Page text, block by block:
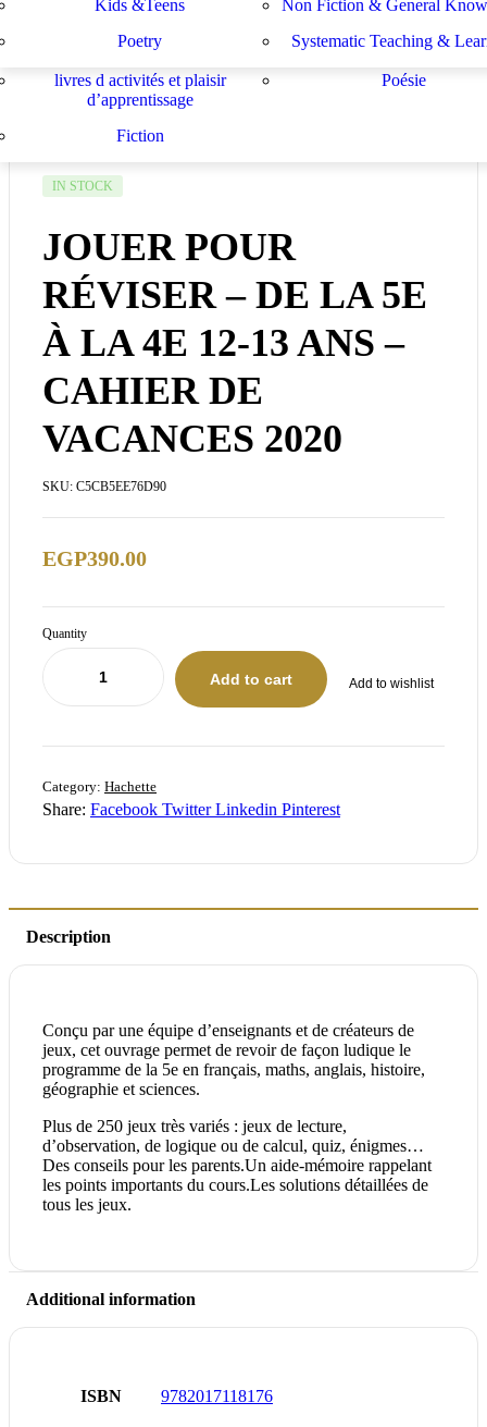
développement de l enseignant
apprentissage
livres d activités et plaisir
d’apprentissage
Poésie
Fiction
Kids &Teens
Non Fiction & General
Poetry
Systematic Teaching &
IN STOCK
JOUER POUR
RÉVISER – DE LA 5E
À LA 4E 12-13 ANS –
CAHIER DE
VACANCES 2020
SKU: C5CB5EE76D90
EGP390.00
Quantity
Add to cart Add to wishlist
Category: Hachette
Share: Facebook Twitter Linkedin Pinterest
Description
Conçu par une équipe d’enseignants et de créateurs de
jeux, cet ouvrage permet de revoir de façon ludique le
programme de la 5e en français, maths, anglais, histoire,
géographie et sciences.
Plus de 250 jeux très variés : jeux de lecture,
d’observation, de logique ou de calcul, quiz, énigmes…
Des conseils pour les parents.Un aide-mémoire rappelant
les points importants du cours.Les solutions détaillées de
tous les jeux.
Additional information
ISBN 9782017118176